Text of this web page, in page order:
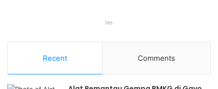
tes
Recent Comments